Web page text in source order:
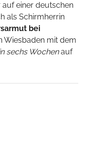
einer deutschen
als Schirmherrin
bei
Wiesbaden mit dem
sechs Wochenauf